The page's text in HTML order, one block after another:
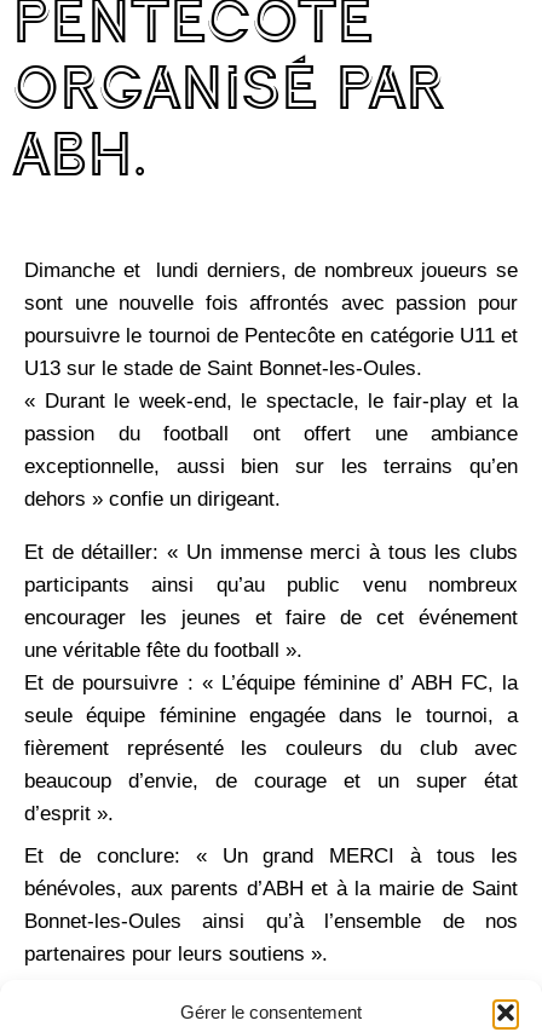
Gérer le consentement
organisé par
ABH.
Dimanche et lundi derniers, de nombreux joueurs se
sont une nouvelle fois affrontés avec passion pour
poursuivre le tournoi de Pentecôte en catégorie U11 et
U13 sur le stade de Saint Bonnet-les-Oules.
« Durant le week-end, le spectacle, le fair-play et la
passion du football ont offert une ambiance
exceptionnelle, aussi bien sur les terrains qu’en
dehors » confie un dirigeant.
Et de détailler: « Un immense merci à tous les clubs
participants ainsi qu’au public venu nombreux
encourager les jeunes et faire de cet événement
une véritable fête du football ».
Et de poursuivre : « L’équipe féminine d’ ABH FC, la
seule équipe féminine engagée dans le tournoi, a
fièrement représenté les couleurs du club avec
beaucoup d’envie, de courage et un super état
d’esprit ».
Et de conclure: « Un grand MERCI à tous les
bénévoles, aux parents d’ABH et à la mairie de Saint
Bonnet-les-Oules ainsi qu’à l’ensemble de nos
partenaires pour leurs soutiens ».